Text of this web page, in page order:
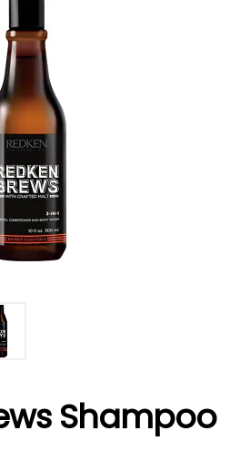
Shampoo